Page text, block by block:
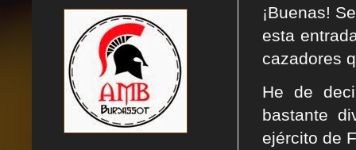
¡Buenas!
esta
cazadores
He de
bastante
ejército de